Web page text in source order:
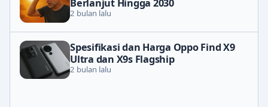
Berlanjut Hingga 2030
2 bulan lalu
Spesifikasi dan Harga Oppo Find X9
Ultra dan X9s Flagship
2 bulan lalu